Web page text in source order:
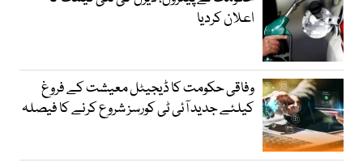
اعلان کردیا
وفاقی حکومت کا ڈیجیٹل معیشت کے فروغ
کیلئے جدید آئی ٹی کورسز شروع کرنے کا فیصلہ